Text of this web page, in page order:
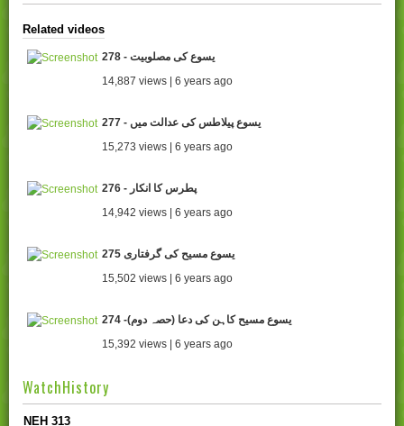
Related videos
278 - یسوع کی مصلوبیت
14,887 views | 6 years ago
277 - یسوع پیلاطس کی عدالت میں
15,273 views | 6 years ago
276 - پطرس کا انکار
14,942 views | 6 years ago
275 یسوع مسیح کی گرفتاری
15,502 views | 6 years ago
274 -یسوع مسیح کاہن کی دعا (حصہ دوم)
15,392 views | 6 years ago
WatchHistory
NEH 313